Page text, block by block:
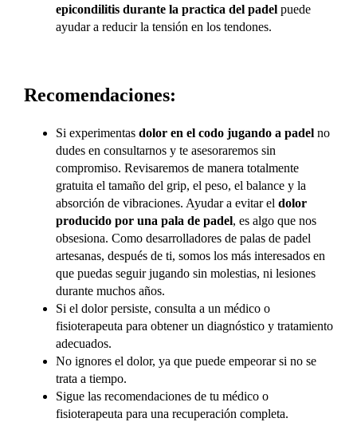
epicondilitis durante la practica del padel puede
ayudar a reducir la tensión en los tendones.
Recomendaciones:
Si experimentas dolor en el codo jugando a padel no
dudes en consultarnos y te asesoraremos sin
compromiso. Revisaremos de manera totalmente
gratuita el tamaño del grip, el peso, el balance y la
absorción de vibraciones. Ayudar a evitar el dolor
producido por una pala de padel, es algo que nos
obsesiona. Como desarrolladores de palas de padel
artesanas, después de ti, somos los más interesados en
que puedas seguir jugando sin molestias, ni lesiones
durante muchos años.
Si el dolor persiste, consulta a un médico o
fisioterapeuta para obtener un diagnóstico y tratamiento
adecuados.
No ignores el dolor, ya que puede empeorar si no se
trata a tiempo.
Sigue las recomendaciones de tu médico o
fisioterapeuta para una recuperación completa.